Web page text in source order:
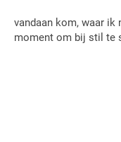
vandaan kom, waar ik
moment om bij stil te